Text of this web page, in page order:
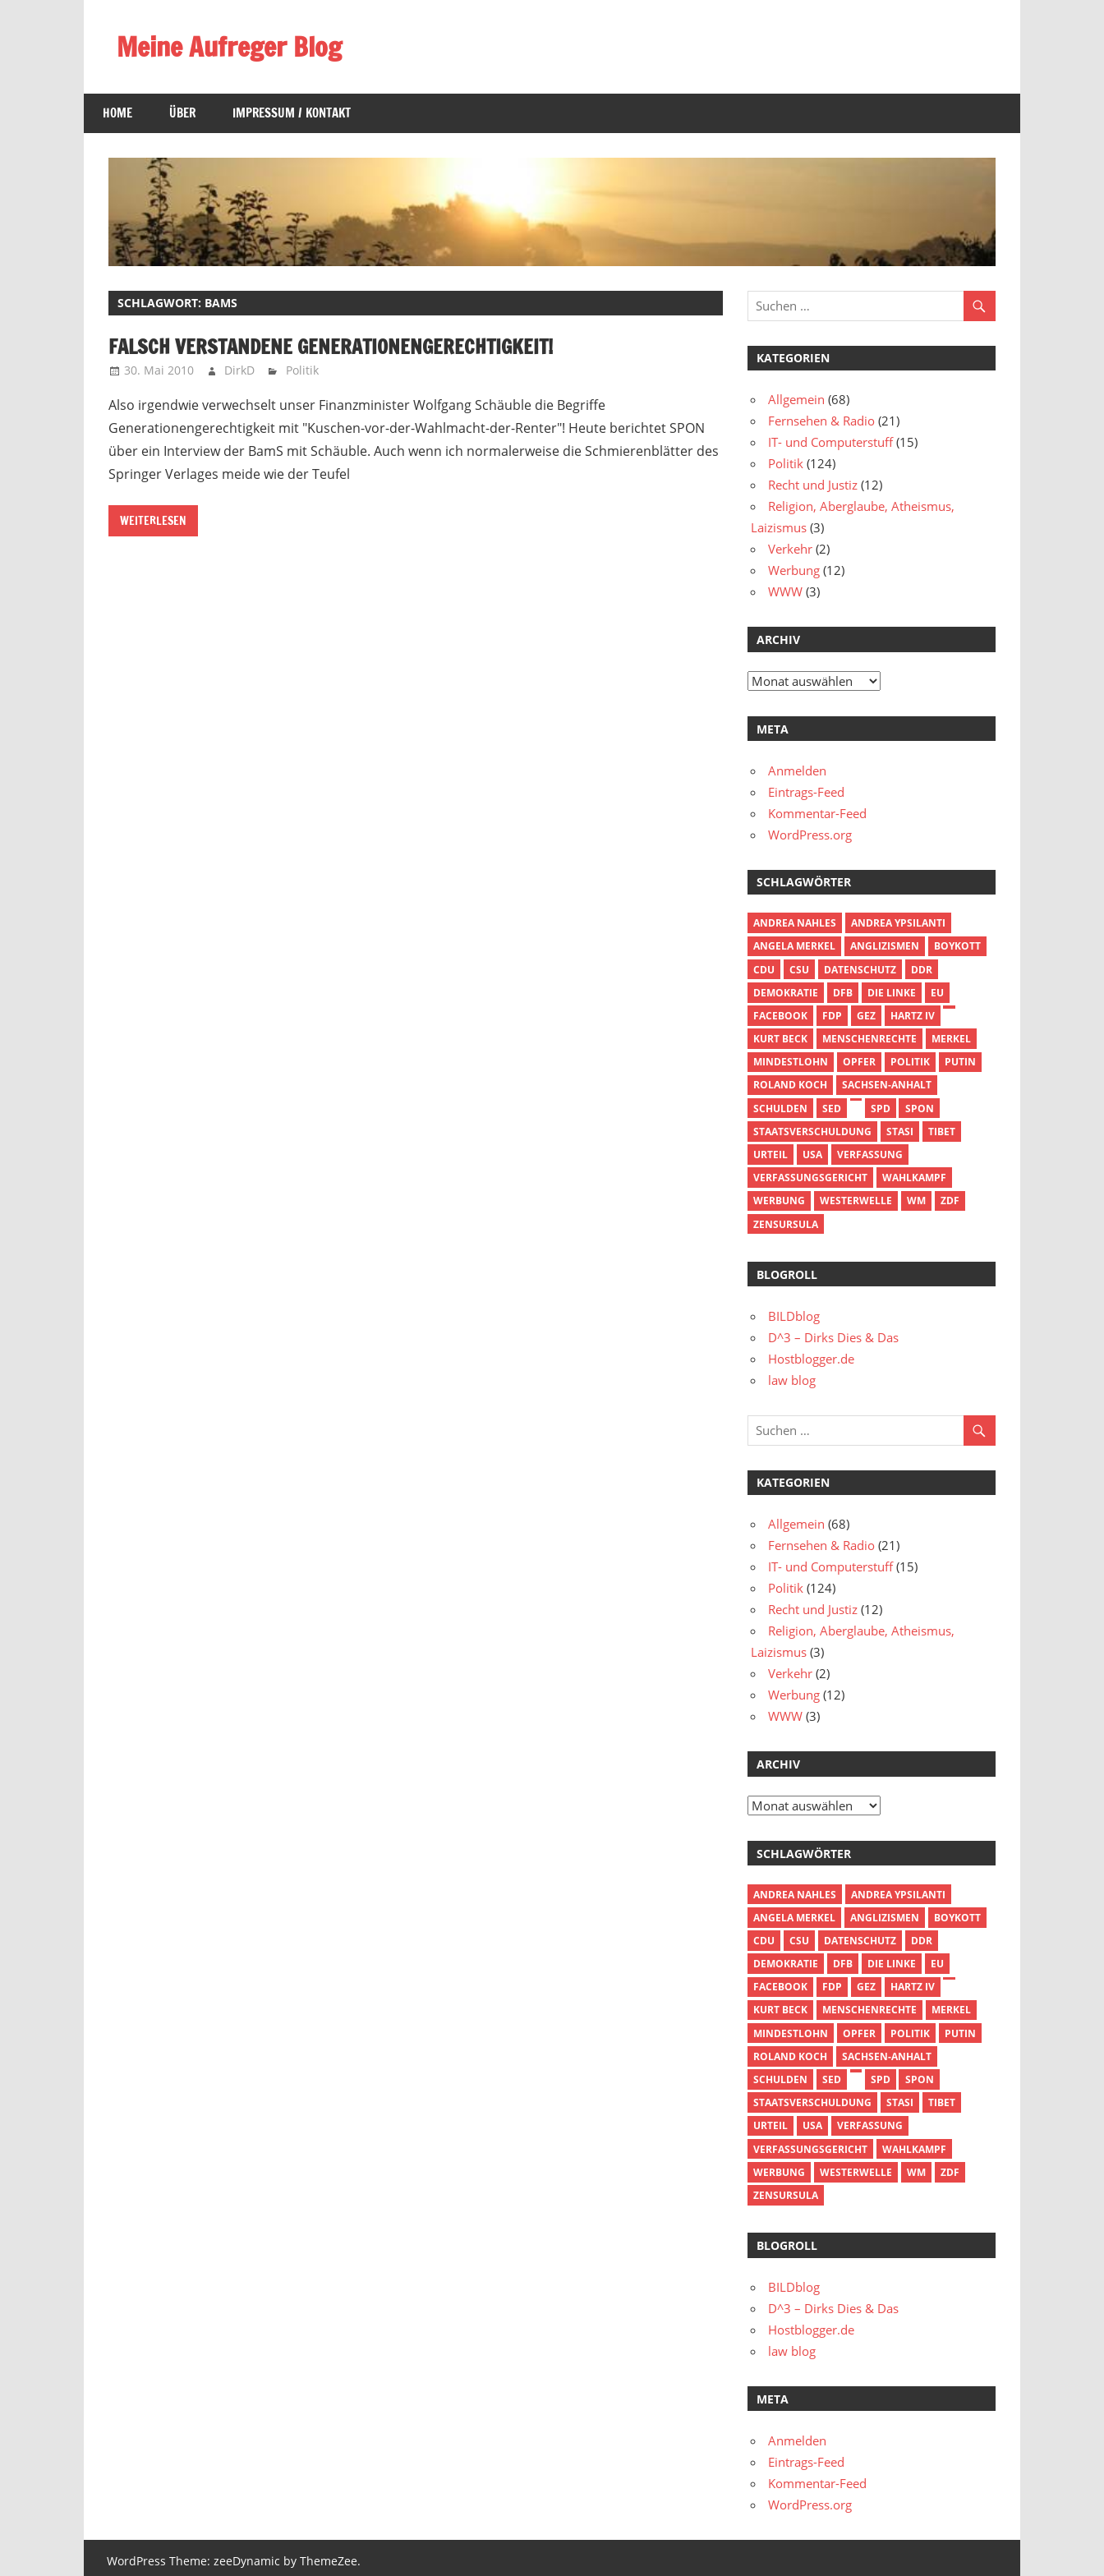
springenMeine Aufreger Blog
mich
positiv
oder
negativ
aufregt
mir
auffällt
HOME ÜBER IMPRESSUM / KONTAKT
SCHLAGWORT: BAMS
FALSCH VERSTANDENE GENERATIONENGERECHTIGKEIT!
30. Mai 2010 DirkD Politik
Also irgendwie verwechselt unser Finanzminister Wolfgang Schäuble die Begriffe
Generationengerechtigkeit mit "Kuschen-vor-der-Wahlmacht-der-Renter"! Heute berichtet SPON
über ein Interview der BamS mit Schäuble. Auch wenn ich normalerweise die Schmierenblätter des
Springer Verlages meide wie der Teufel
WEITERLESEN
KATEGORIEN
Allgemein (68)
Fernsehen & Radio (21)
IT- und Computerstuff(15)
Politik (124)
Recht und Justiz (12)
Religion, Aberglaube, Atheismus,
Laizismus (3)
Verkehr (2)
Werbung (12)
WWW (3)
ARCHIV
Archiv
META
Anmelden
Eintrags-Feed
Kommentar-Feed
WordPress.org
SCHLAGWÖRTER
ANDREA NAHLES
ANDREA YPSILANTI
ANGELA MERKEL
ANGLIZISMEN
BOYKOTT
CDU
CSU DATENSCHUTZ
DDR
DEMOKRATIE
DFB DIE LINKE
EU
FACEBOOK
FDP GEZ
HARTZ IV
KURT BECK
MENSCHENRECHTE
MERKEL
MINDESTLOHN
OPFER POLITIK
PUTIN
ROLAND KOCH
SACHSEN-ANHALT
SCHULDEN
SED SPD
SPON
STAATSVERSCHULDUNG
STASI
TIBET
URTEIL
USA
VERFASSUNG
VERFASSUNGSGERICHT
WAHLKAMPF
WERBUNG
WESTERWELLE WM
ZDF
ZENSURSULA
BLOGROLL
BILDblog
D^3 – Dirks Dies & Das
Hostblogger.de
law blog
KATEGORIEN
Allgemein (68)
Fernsehen & Radio (21)
IT- und Computerstuff(15)
Politik (124)
Recht und Justiz (12)
Religion, Aberglaube, Atheismus,
Laizismus (3)
Verkehr (2)
Werbung (12)
WWW (3)
ARCHIV
Archiv
SCHLAGWÖRTER
ANDREA NAHLES
ANDREA YPSILANTI
ANGELA MERKEL
ANGLIZISMEN
BOYKOTT
CDU
CSU DATENSCHUTZ
DDR
DEMOKRATIE
DFB DIE LINKE
EU
FACEBOOK
FDP GEZ
HARTZ IV
KURT BECK
MENSCHENRECHTE
MERKEL
MINDESTLOHN
OPFER POLITIK
PUTIN
ROLAND KOCH
SACHSEN-ANHALT
SCHULDEN
SED SPD
SPON
STAATSVERSCHULDUNG
STASI
TIBET
URTEIL
USA
VERFASSUNG
VERFASSUNGSGERICHT
WAHLKAMPF
WERBUNG
WESTERWELLE WM
ZDF
ZENSURSULA
BLOGROLL
BILDblog
D^3 – Dirks Dies & Das
Hostblogger.de
law blog
META
Anmelden
Eintrags-Feed
Kommentar-Feed
WordPress.org
WordPress Theme: zeeDynamic by ThemeZee.